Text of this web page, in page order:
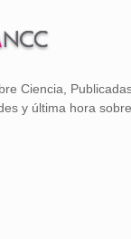
Ciencia,
y última hora sobre